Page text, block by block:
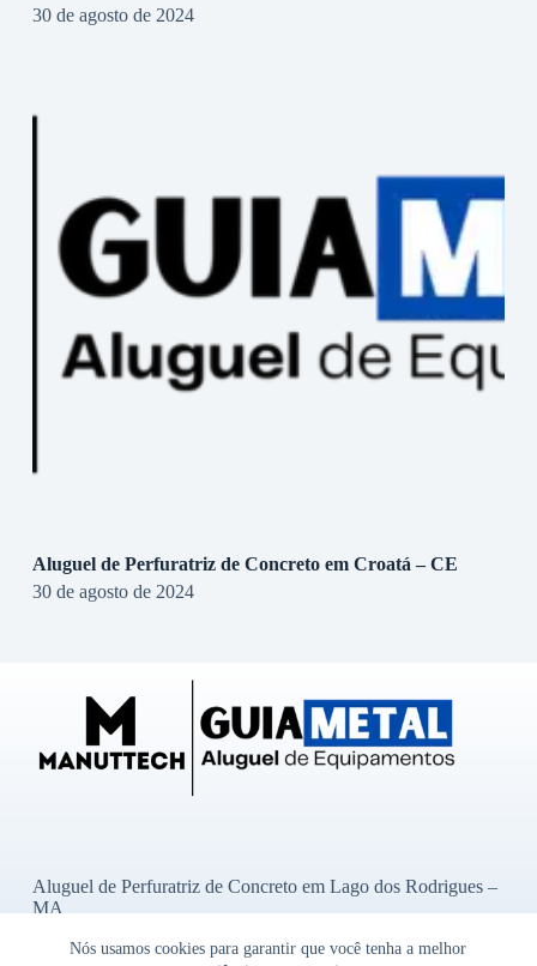
Nós usamos cookies para garantir que você tenha a melhor
30 de agosto de 2024
Aluguel de Perfuratriz de Concreto em Croatá – CE
30 de agosto de 2024
Aluguel de Perfuratriz de Concreto em Lago dos Rodrigues –
MA
Aluguel de Perfuratriz de Concreto em Bady Bassitt – SP